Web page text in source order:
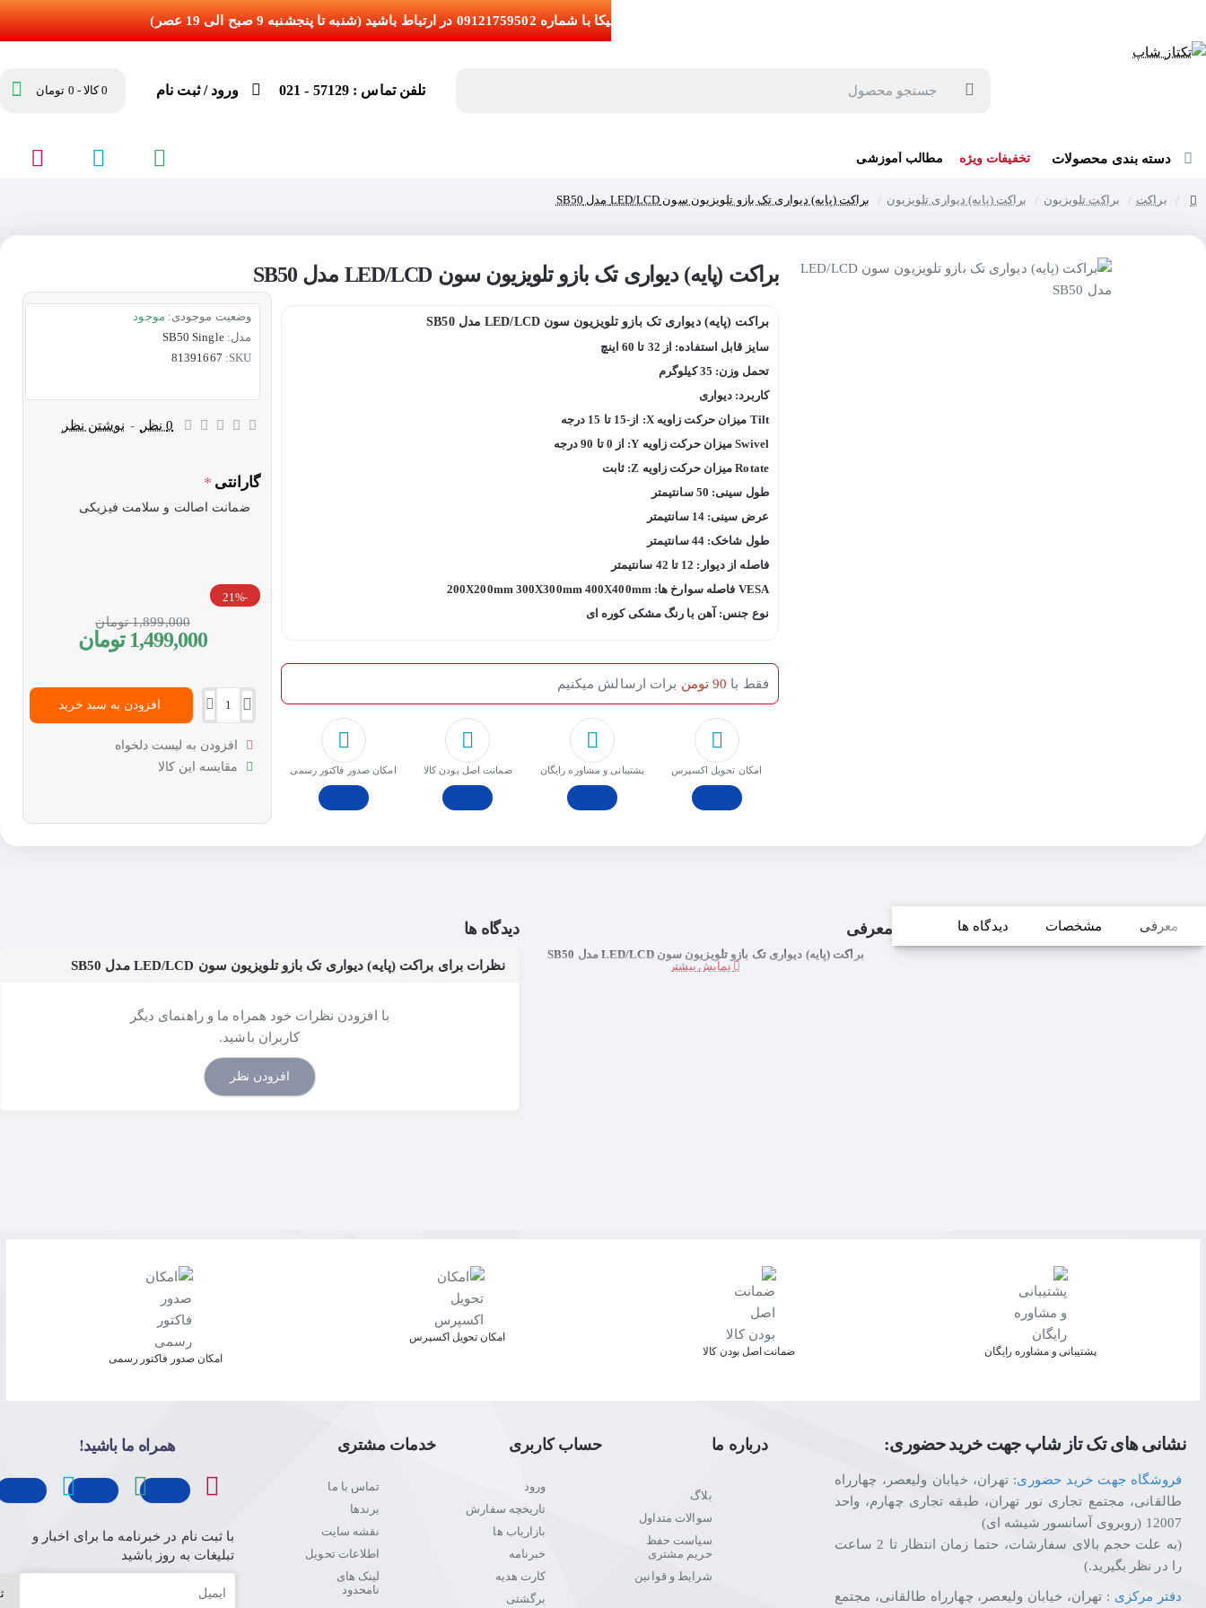
تلفن تماس : 57129 - 021 ورود / ثبت نام 0 کالا - 0 تومان
دسته بندی محصولات تخفیفات ویژه مطالب آموزشی
براکت براکت تلویزیون براکت (پایه) دیواری تلویزیون براکت (پایه) دیواری تک بازو تلویزیون سون LED/LCD مدل SB50
براکت (پایه) دیواری تک بازو تلویزیون سون LED/LCD مدل SB50
براکت (پایه) دیواری تک بازو تلویزیون سون LED/LCD مدل SB50
سایز قابل استفاده: از 32 تا 60 اینچ
تحمل وزن: 35 کیلوگرم
کاربرد: دیواری
Tilt میزان حرکت زاویه X: از-15 تا 15 درجه
Swivel میزان حرکت زاویه Y: از 0 تا 90 درجه
Rotate میزان حرکت زاویه Z: ثابت
طول سینی: 50 سانتیمتر
عرض سینی: 14 سانتیمتر
طول شاخک: 44 سانتیمتر
فاصله از دیوار: 12 تا 42 سانتیمتر
VESA فاصله سوارخ ها: 200X200mm 300X300mm 400X400mm
نوع جنس: آهن با رنگ مشکی کوره ای
امکان تحویل اکسپرس پشتیبانی و مشاوره رایگان ﺿﻤﺎﻧﺖ اﺻﻞ ﺑﻮدن ﮐﺎﻟﺎ امکان صدور فاکتور رسمی
فقط با 90 تومن برات ارسالش میکنیم
وضعیت موجودی: موجود
مدل: SB50 Single
SKU:
81391667
0 نظر - نوشتن نظر
گارانتی
ضمانت اصالت و سلامت فیزیکی
-21%
1,499,000 تومان
1,899,000 تومان
افزودن به سبد خرید
افزودن به لیست دلخواه
مقایسه این کالا
معرفی مشخصات دیدگاه ها معرفی
براکت (پایه) دیواری تک بازو تلویزیون سون LED/LCD مدل SB50
دیدگاه ها
نظرات برای براکت (پایه) دیواری تک بازو تلویزیون سون LED/LCD مدل SB50
با افزودن نظرات خود همراه ما و راهنمای دیگر
کاربران باشید.
افزودن نظر
پشتیبانی و مشاوره رایگان ﺿﻤﺎﻧﺖ اﺻﻞ ﺑﻮدن ﮐﺎﻟﺎ
اﻣﮑﺎن ﺗﺤﻮﯾﻞ اﮐﺴﭙﺮس
امکان صدور فاکتور رسمی
نشانی های تک تاز شاپ جهت خرید حضوری:
فروشگاه جهت خرید حضوری: تهران، خیابان ولیعصر، چهارراه
طالقانی، مجتمع تجاری نور تهران، طبقه تجاری چهارم، واحد
12007 (روبروی آسانسور شیشه ای)
(به علت حجم بالای سفارشات، حتما زمان انتظار تا 2 ساعت
را در نظر بگیرید.)
دفتر مرکزی : تهران، خیابان ولیعصر، چهارراه طالقانی، مجتمع
درباره ما
بلاگ
سوالات متداول
سیاست حفظ
حریم مشتری
شرایط و قوانین
حساب کاربری
ورود
تاریخچه سفارش
بازاریاب ها
خبرنامه
کارت هدیه
برگشتی
خدمات مشتری
تماس با ما
برندها
نقشه سایت
اطلاعات تحویل
لینک های
نامحدود
همراه ما باشید!
با ثبت نام در خبرنامه ما برای اخبار و
تبلیغات به روز باشید
ایمیل